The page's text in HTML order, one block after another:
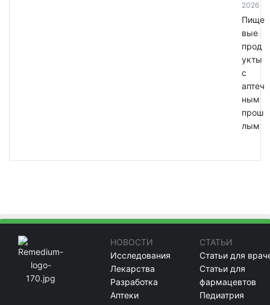
2026
Пище
вые
прод
укты
с
аптеч
ным
прош
лым
НОВОСТИ
Исследования
Лекарства
Разработка
Аптеки
СТАТЬИ
Статьи для
Статьи для
фармацевтов
Педиатрия